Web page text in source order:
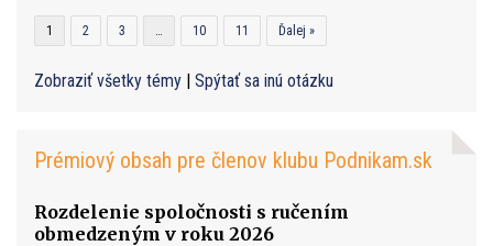
1 2 3 10 11 Ďalej »
Zobraziť všetky témy | Spýtať sa inú otázku
Prémiový obsah pre členov klubu Podnikam.sk
Rozdelenie spoločnosti s ručením
obmedzeným v roku 2026